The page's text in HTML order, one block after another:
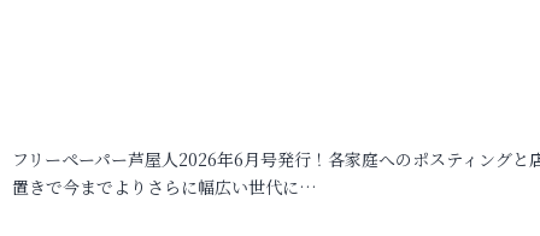
フリーペーパー芦屋人2026年6月号発行！各家庭へのポスティングと
置きで今までよりさらに幅広い世代に…